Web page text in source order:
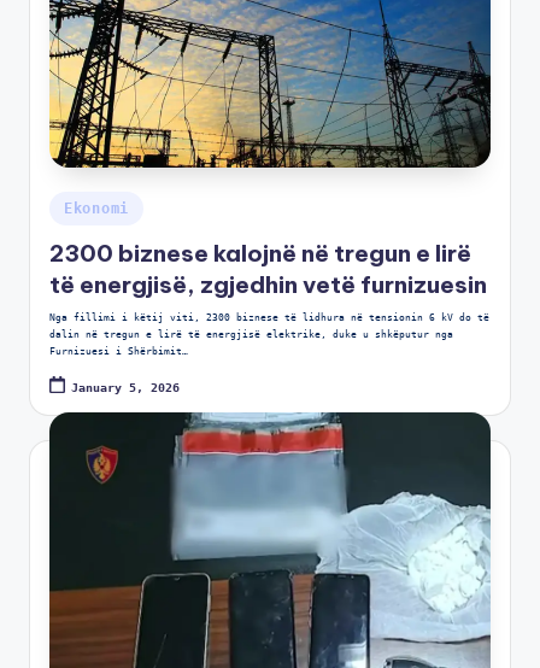
Ekonomi
2300 biznese kalojnë në tregun e lirë
të energjisë, zgjedhin vetë furnizuesin
Nga fillimi i këtij viti, 2300 biznese të lidhura në tensionin 6 kV do të
dalin në tregun e lirë të energjisë elektrike, duke u shkëputur nga
Furnizuesi i Shërbimit…
January 5, 2026